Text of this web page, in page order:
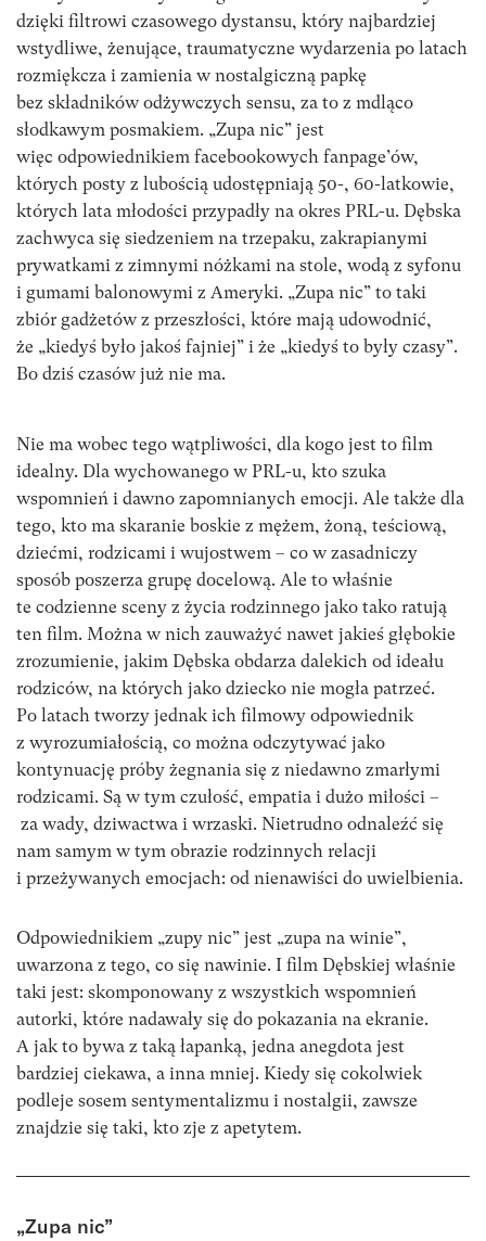
dzięki filtrowi czasowego dystansu, który najbardziej
wstydliwe, żenujące, traumatyczne wydarzenia po latach
rozmiękcza i zamienia w nostalgiczną papkę
bez składników odżywczych sensu, za to z mdląco
słodkawym posmakiem. „Zupa nic” jest
więc odpowiednikiem facebookowych fanpage’ów,
których posty z lubością udostępniają 50-, 60-latkowie,
których lata młodości przypadły na okres PRL-u. Dębska
zachwyca się siedzeniem na trzepaku, zakrapianymi
prywatkami z zimnymi nóżkami na stole, wodą z syfonu
i gumami balonowymi z Ameryki. „Zupa nic” to taki
zbiór gadżetów z przeszłości, które mają udowodnić,
że „kiedyś było jakoś fajniej” i że „kiedyś to były czasy”.
Bo dziś czasów już nie ma.
Nie ma wobec tego wątpliwości, dla kogo jest to film
idealny. Dla wychowanego w PRL-u, kto szuka
wspomnień i dawno zapomnianych emocji. Ale także dla
tego, kto ma skaranie boskie z mężem, żoną, teściową,
dziećmi, rodzicami i wujostwem – co w zasadniczy
sposób poszerza grupę docelową. Ale to właśnie
te codzienne sceny z życia rodzinnego jako tako ratują
ten film. Można w nich zauważyć nawet jakieś głębokie
zrozumienie, jakim Dębska obdarza dalekich od ideału
rodziców, na których jako dziecko nie mogła patrzeć.
Po latach tworzy jednak ich filmowy odpowiednik
z wyrozumiałością, co można odczytywać jako
kontynuację próby żegnania się z niedawno zmarłymi
rodzicami. Są w tym czułość, empatia i dużo miłości –
za wady, dziwactwa i wrzaski. Nietrudno odnaleźć się
nam samym w tym obrazie rodzinnych relacji
i przeżywanych emocjach: od nienawiści do uwielbienia.
Odpowiednikiem „zupy nic” jest „zupa na winie”,
uwarzona z tego, co się nawinie. I film Dębskiej właśnie
taki jest: skomponowany z wszystkich wspomnień
autorki, które nadawały się do pokazania na ekranie.
A jak to bywa z taką łapanką, jedna anegdota jest
bardziej ciekawa, a inna mniej. Kiedy się cokolwiek
podleje sosem sentymentalizmu i nostalgii, zawsze
znajdzie się taki, kto zje z apetytem.
„Zupa nic”